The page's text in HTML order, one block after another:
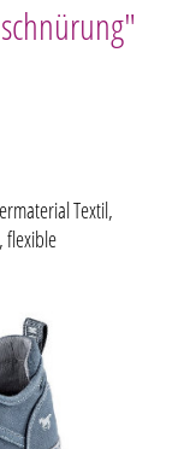
Textil,
flexible